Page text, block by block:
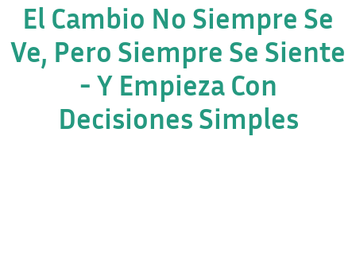
El Cambio No Siempre Se
Ve, Pero Siempre Se Siente
- Y Empieza Con
Decisiones Simples